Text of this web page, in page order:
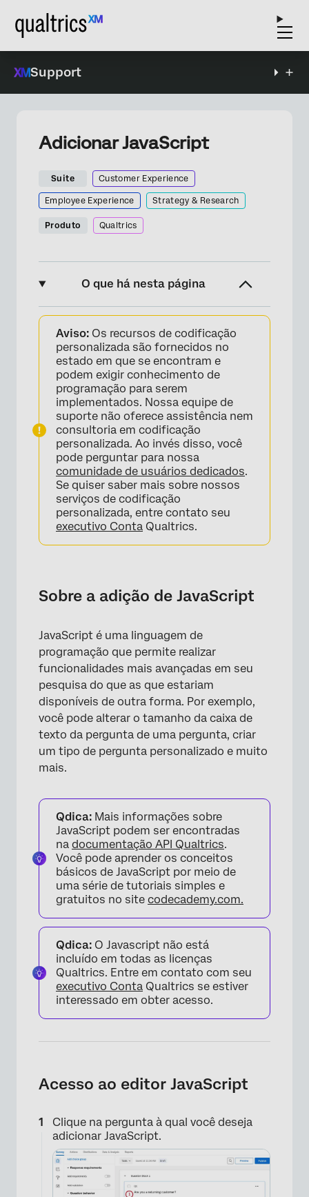
Support
Adicionar JavaScript
Suite Customer Experience
Employee Experience Strategy & Research
Produto Qualtrics
O que há nesta página
Sobre a adição de JavaScript
Acesso ao editor JavaScript
Dicas e orientações para usar JavaScript no
Qualtrics
Adição de Javascript em diferentes tipos de
projeto
Perguntas frequentes
Aviso: Os recursos de codificação
personalizada são fornecidos no
estado em que se encontram e
podem exigir conhecimento de
programação para serem
implementados. Nossa equipe de
suporte não oferece assistência nem
consultoria em codificação
personalizada. Ao invés disso, você
pode perguntar para nossa
comunidade de usuários dedicados.
Se quiser saber mais sobre nossos
serviços de codificação
personalizada, entre contato seu
executivo Conta Qualtrics.
Sobre a adição de JavaScript
JavaScript é uma linguagem de
programação que permite realizar
funcionalidades mais avançadas em seu
pesquisa do que as que estariam
disponíveis de outra forma. Por exemplo,
você pode alterar o tamanho da caixa de
texto da pergunta de uma pergunta, criar
um tipo de pergunta personalizado e muito
mais.
Qdica: Mais informações sobre
JavaScript podem ser encontradas
na documentação API Qualtrics.
Você pode aprender os conceitos
básicos de JavaScript por meio de
uma série de tutoriais simples e
gratuitos no site codecademy.com.
Qdica: O Javascript não está
incluído em todas as licenças
Qualtrics. Entre em contato com seu
executivo Conta Qualtrics se estiver
interessado em obter acesso.
Acesso ao editor JavaScript
Clique na pergunta à qual você deseja
adicionar JavaScript.